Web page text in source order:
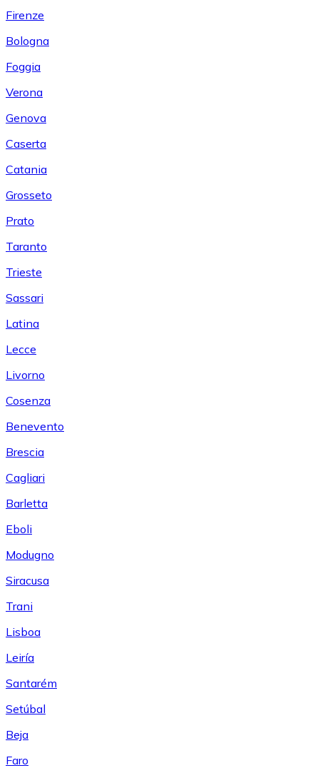
Firenze
Bologna
Foggia
Verona
Genova
Caserta
Catania
Grosseto
Prato
Taranto
Trieste
Sassari
Latina
Lecce
Livorno
Cosenza
Benevento
Brescia
Cagliari
Barletta
Eboli
Modugno
Siracusa
Trani
Lisboa
Leiría
Santarém
Setúbal
Beja
Faro